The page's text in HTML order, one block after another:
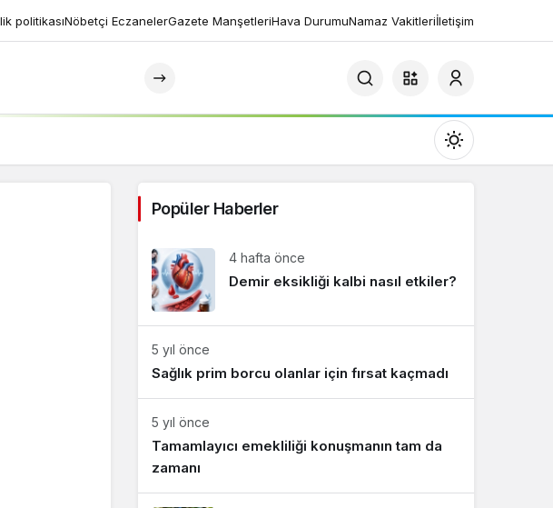
politikasıNöbetçi EczanelerGazete ManşetleriHava DurumuNamaz Vakitleriİletişim
Mod
değiştir
Gündüz Modu
Gece modunu seçin.
Sistem modunu seçin.
Popüler Haberler
4 hafta önce
Demir eksikliği kalbi nasıl etkiler?
5 yıl önce
Sağlık prim borcu olanlar için fırsat kaçmadı
5 yıl önce
Tamamlayıcı emekliliği konuşmanın tam da
zamanı